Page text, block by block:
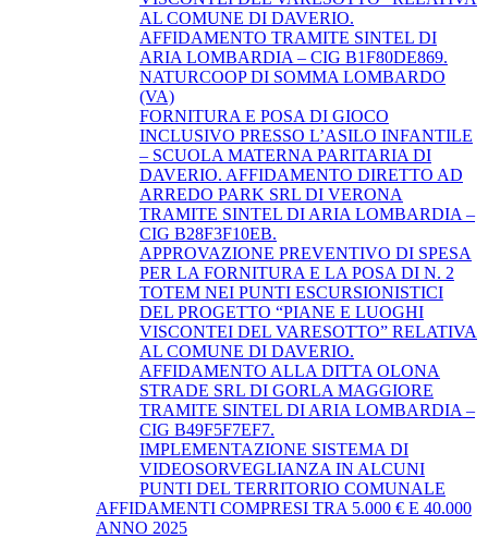
AL COMUNE DI DAVERIO.
AFFIDAMENTO TRAMITE SINTEL DI
ARIA LOMBARDIA – CIG B1F80DE869.
NATURCOOP DI SOMMA LOMBARDO
(VA)
FORNITURA E POSA DI GIOCO
INCLUSIVO PRESSO L’ASILO INFANTILE
– SCUOLA MATERNA PARITARIA DI
DAVERIO. AFFIDAMENTO DIRETTO AD
ARREDO PARK SRL DI VERONA
TRAMITE SINTEL DI ARIA LOMBARDIA –
CIG B28F3F10EB.
APPROVAZIONE PREVENTIVO DI SPESA
PER LA FORNITURA E LA POSA DI N. 2
TOTEM NEI PUNTI ESCURSIONISTICI
DEL PROGETTO “PIANE E LUOGHI
VISCONTEI DEL VARESOTTO” RELATIVA
AL COMUNE DI DAVERIO.
AFFIDAMENTO ALLA DITTA OLONA
STRADE SRL DI GORLA MAGGIORE
TRAMITE SINTEL DI ARIA LOMBARDIA –
CIG B49F5F7EF7.
IMPLEMENTAZIONE SISTEMA DI
VIDEOSORVEGLIANZA IN ALCUNI
PUNTI DEL TERRITORIO COMUNALE
AFFIDAMENTI COMPRESI TRA 5.000 € E 40.000
ANNO 2025